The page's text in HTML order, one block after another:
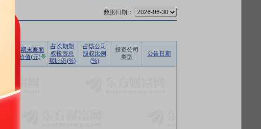
数据日期：
期末账面
价值(元)
占长期期
权投资总
额比例(%)
占该公司
股权比例
(%)
投资公司
类型
公告日期